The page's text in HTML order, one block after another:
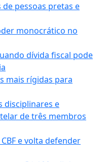
pessoas pretas e
monocrático no
dívida fiscal pode
mais rígidas para
disciplinares e
de três membros
e volta defender